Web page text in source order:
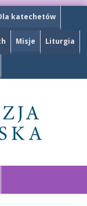
katechetów
Misje Liturgia